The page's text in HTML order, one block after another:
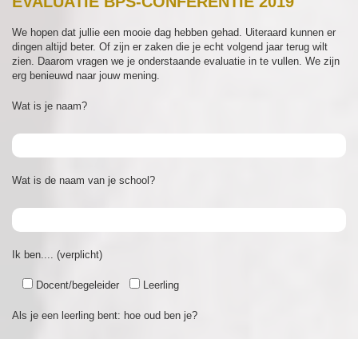
We hopen dat jullie een mooie dag hebben gehad. Uiteraard kunnen er
dingen altijd beter. Of zijn er zaken die je echt volgend jaar terug wilt
zien. Daarom vragen we je onderstaande evaluatie in te vullen. We zijn
erg benieuwd naar jouw mening.
Wat is je naam?
Wat is de naam van je school?
Ik ben.... (verplicht)
Docent/begeleider Leerling
Als je een leerling bent: hoe oud ben je?